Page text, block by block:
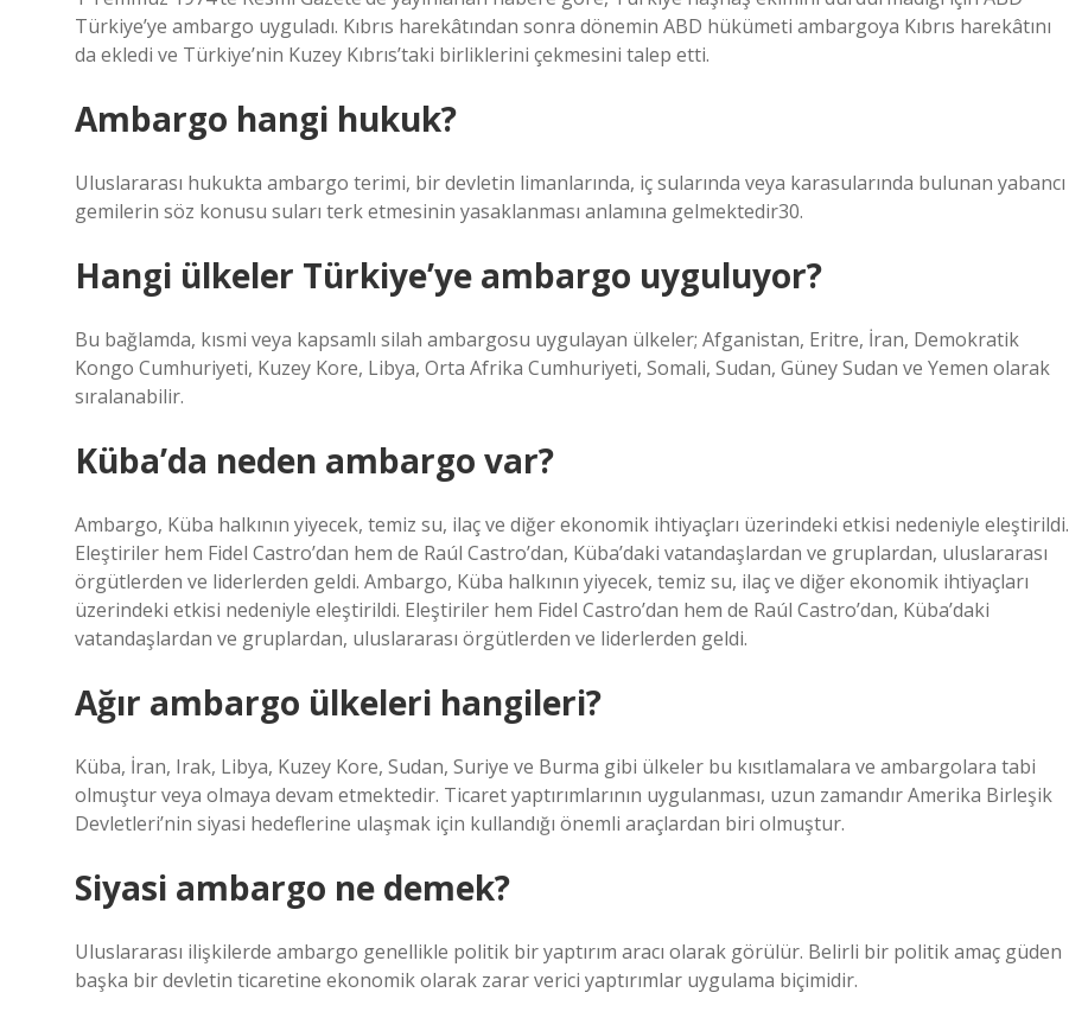
Türkiye’ye ambargo uyguladı. Kıbrıs harekâtından sonra dönemin ABD hükümeti ambargoya Kıbrıs harekâtını
da ekledi ve Türkiye’nin Kuzey Kıbrıs’taki birliklerini çekmesini talep etti.
Ambargo hangi hukuk?
Uluslararası hukukta ambargo terimi, bir devletin limanlarında, iç sularında veya karasularında bulunan yabancı
gemilerin söz konusu suları terk etmesinin yasaklanması anlamına gelmektedir30.
Hangi ülkeler Türkiye’ye ambargo uyguluyor?
Bu bağlamda, kısmi veya kapsamlı silah ambargosu uygulayan ülkeler; Afganistan, Eritre, İran, Demokratik
Kongo Cumhuriyeti, Kuzey Kore, Libya, Orta Afrika Cumhuriyeti, Somali, Sudan, Güney Sudan ve Yemen olarak
sıralanabilir.
Küba’da neden ambargo var?
Ambargo, Küba halkının yiyecek, temiz su, ilaç ve diğer ekonomik ihtiyaçları üzerindeki etkisi nedeniyle eleştirildi.
Eleştiriler hem Fidel Castro’dan hem de Raúl Castro’dan, Küba’daki vatandaşlardan ve gruplardan, uluslararası
örgütlerden ve liderlerden geldi. Ambargo, Küba halkının yiyecek, temiz su, ilaç ve diğer ekonomik ihtiyaçları
üzerindeki etkisi nedeniyle eleştirildi. Eleştiriler hem Fidel Castro’dan hem de Raúl Castro’dan, Küba’daki
vatandaşlardan ve gruplardan, uluslararası örgütlerden ve liderlerden geldi.
Ağır ambargo ülkeleri hangileri?
Küba, İran, Irak, Libya, Kuzey Kore, Sudan, Suriye ve Burma gibi ülkeler bu kısıtlamalara ve ambargolara tabi
olmuştur veya olmaya devam etmektedir. Ticaret yaptırımlarının uygulanması, uzun zamandır Amerika Birleşik
Devletleri’nin siyasi hedeflerine ulaşmak için kullandığı önemli araçlardan biri olmuştur.
Siyasi ambargo ne demek?
Uluslararası ilişkilerde ambargo genellikle politik bir yaptırım aracı olarak görülür. Belirli bir politik amaç güden
başka bir devletin ticaretine ekonomik olarak zarar verici yaptırımlar uygulama biçimidir.